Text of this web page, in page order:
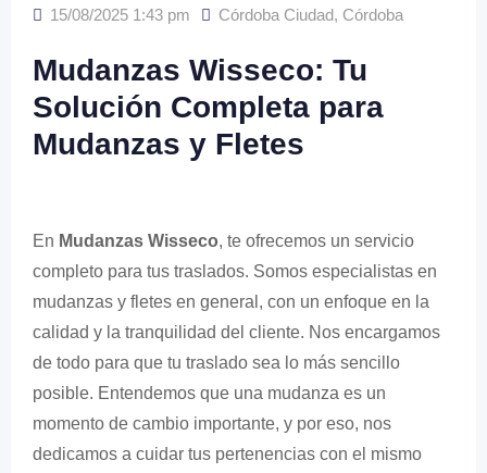
15/08/2025 1:43 pm Córdoba Ciudad, Córdoba
Mudanzas Wisseco: Tu
Solución Completa para
Mudanzas y Fletes
En Mudanzas Wisseco, te ofrecemos un servicio
completo para tus traslados. Somos especialistas en
mudanzas y fletes en general, con un enfoque en la
calidad y la tranquilidad del cliente. Nos encargamos
de todo para que tu traslado sea lo más sencillo
posible. Entendemos que una mudanza es un
momento de cambio importante, y por eso, nos
dedicamos a cuidar tus pertenencias con el mismo